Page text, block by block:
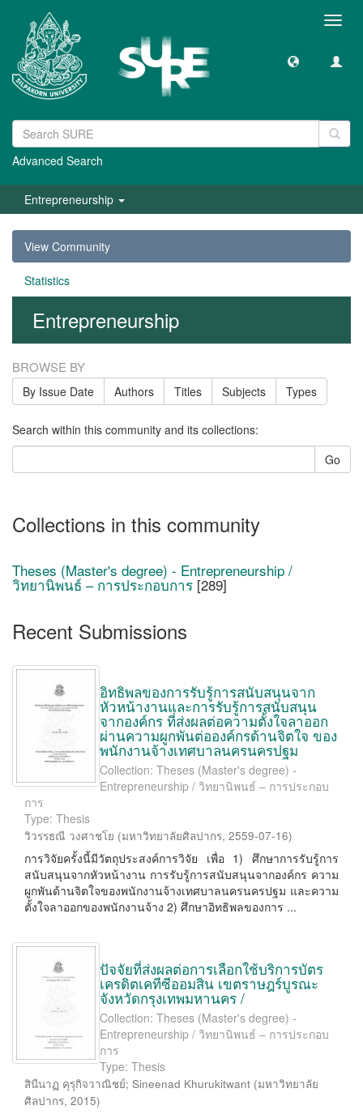
Advanced Search
Entrepreneurship
View Community
Statistics
Entrepreneurship
BROWSE BY
By Issue Date Authors Titles Subjects Types
Search within this community and its collections:
Go
Collections in this community
Theses (Master's degree) - Entrepreneurship /
วิทยานิพนธ์ – การประกอบการ [289]
Recent Submissions
อิทธิพลของการรับรู้การสนับสนุนจาก
หัวหน้างานและการรับรู้การสนับสนุน
จากองค์กร ที่ส่งผลต่อความตั้งใจลาออก
ผ่านความผูกพันต่อองค์กรด้านจิตใจ ของ
พนักงานจ้างเทศบาลนครนครปฐม
Collection: Theses (Master's degree) -
Entrepreneurship / วิทยานิพนธ์ – การประกอบ
การ
Type: Thesis
วิวรรธณี วงศาชโย (มหาวิทยาลัยศิลปากร, 2559-07-16)
การวิจัยครั้งนี้มีวัตถุประสงค์การวิจัย เพื่อ 1) ศึกษาการรับรู้การ
สนับสนุนจากหัวหน้างาน การรับรู้การสนับสนุนจากองค์กร ความ
ผูกพันด้านจิตใจของพนักงานจ้างเทศบาลนครนครปฐม และความ
ตั้งใจลาออกของพนักงานจ้าง 2) ศึกษาอิทธิพลของการ ...
ปัจจัยที่ส่งผลต่อการเลือกใช้บริการบัตร
เครดิตเคทีซีออมสิน เขตราษฎร์บูรณะ
จังหวัดกรุงเทพมหานคร /
Collection: Theses (Master's degree) -
Entrepreneurship / วิทยานิพนธ์ – การประกอบ
การ
Type: Thesis
สินีนาฏ คุรุกิจวาณิชย์; Sineenad Khurukitwant (มหาวิทยาลัย
ศิลปากร, 2015)